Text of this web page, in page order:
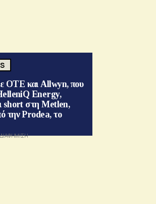
ΟΤΕ και Allwyn, που
Energy,
short στη Metlen,
την Prodea, το